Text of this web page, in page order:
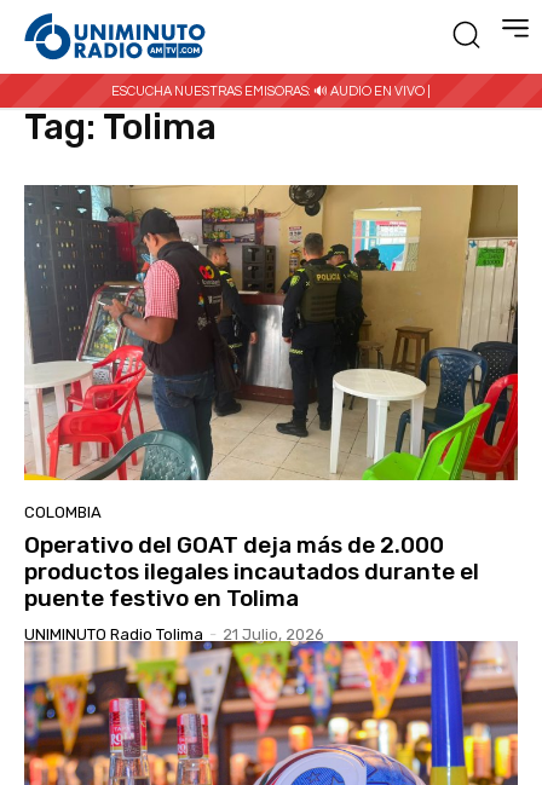
ESCUCHA NUESTRAS EMISORAS: 🔊 AUDIO EN VIVO |
Inicio Etiquetas Tolima
Tag: Tolima
COLOMBIA
Operativo del GOAT deja más de 2.000
productos ilegales incautados durante el
puente festivo en Tolima
UNIMINUTO Radio Tolima - 21 Julio, 2026